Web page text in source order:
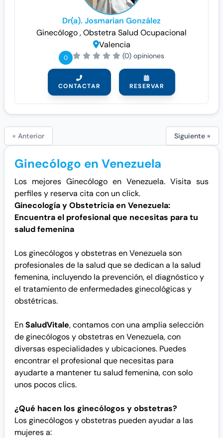
Dr(a). Josmarian González
Ginecólogo, Obstetra Salud Ocupacional
Valencia
0 (0) opiniones
CONTACTAR RESERVAR
« Anterior Siguiente »
Ginecólogo en Venezuela
Los mejores Ginecólogo en Venezuela. Visita sus
perfiles y reserva cita con un click.
Ginecología y Obstetricia en Venezuela:
Encuentra el profesional que necesitas para tu
salud femenina
Los ginecólogos y obstetras en Venezuela son
profesionales de la salud que se dedican a la salud
femenina, incluyendo la prevención, el diagnóstico y
el tratamiento de enfermedades ginecológicas y
obstétricas.
EnSaludVitale, contamos con una amplia selección
de ginecólogos y obstetras en Venezuela, con
diversas especialidades y ubicaciones. Puedes
encontrar el profesional que necesitas para
ayudarte a mantener tu salud femenina, con solo
unos pocos clics.
¿Qué hacen los ginecólogos y obstetras?
Los ginecólogos y obstetras pueden ayudar a las
mujeres a: